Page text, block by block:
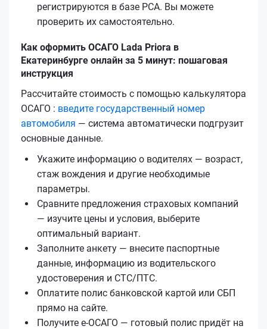
регистрируются в базе РСА. Вы можете
проверить их самостоятельно.
Как оформить ОСАГО Lada Priora в
Екатеринбурге онлайн за 5 минут: пошаговая
инструкция
Рассчитайте стоимость с помощью калькулятора
ОСАГО : введите государственный номер
автомобиля — система автоматически подгрузит
основные данные.
Укажите информацию о водителях — возраст,
стаж вождения и другие необходимые
параметры.
Сравните предложения страховых компаний
— изучите цены и условия, выберите
оптимальный вариант.
Заполните анкету — внесите паспортные
данные, информацию из водительского
удостоверения и СТС/ПТС.
Оплатите полис банковской картой или СБП
прямо на сайте.
Получите е‑ОСАГО — готовый полис придёт на